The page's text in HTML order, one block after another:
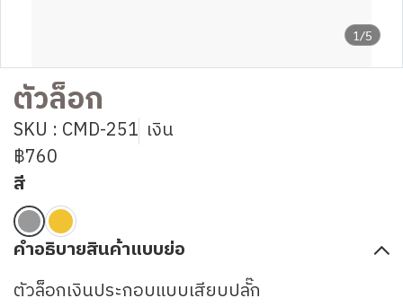
1/5
ตัวล็อก
SKU : CMD-251 เงิน
฿760
สี
คำอธิบายสินค้าแบบย่อ
ตัวล็อกเงินประกอบแบบเสียบปลั๊ก